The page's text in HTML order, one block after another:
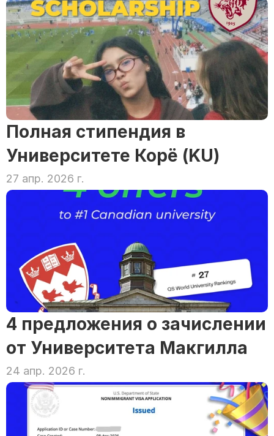
Полная стипендия в
Университете Корё (KU)
27 апр. 2026 г.
4 предложения о зачислении
от Университета Макгилла
24 апр. 2026 г.